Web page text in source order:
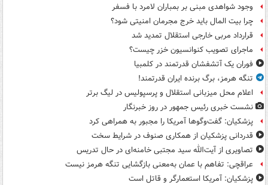
وجود شواهدی مبنی بر بمباران لامرد با فسفر
چرا بیت المال باید خرج مجرمان امنیتی شود؟
قرارداد مربی خارجی استقلال تمدید شد
ماجرای تصویب کنوانسیون خزر چیست؟
فوران یک آتشفشان قدرتمند در کلمبیا
تنگه هرمز، برگ برنده ایران قدرتمند!
اعلام محل میزبانی استقلال و پرسپولیس در لیگ برتر
نشست خبری رئیس جمهور در روز خبرنگار
پزشکیان: گفت‌وگوها آمریکا را مجبور به همراهی کرد
قدردانی پزشکیان از همکاری صنوف در شرایط سخت
تصاویری از آیت‌الله سید مجتبی خامنه‌ای در حال تدریس
عراقچی: تفاهم با عمان به‌معنی بازگشایی تنگه هرمز نیست
پزشکیان: آمریکا استعمارگر و قاتل است